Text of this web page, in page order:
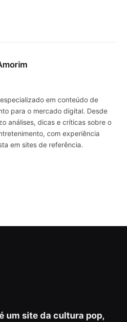
em conteúdo de
para o mercado digital. Desde
análises, dicas e críticas sobre o
com experiência
em sites de referência.
um site da cultura pop,